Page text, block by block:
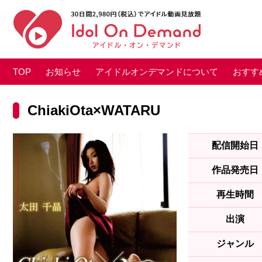
TOP お知らせ アイドルオンデマンドについて おすす
ChiakiOta×WATARU
配信開始日
作品発売日
再生時間
出演
ジャンル